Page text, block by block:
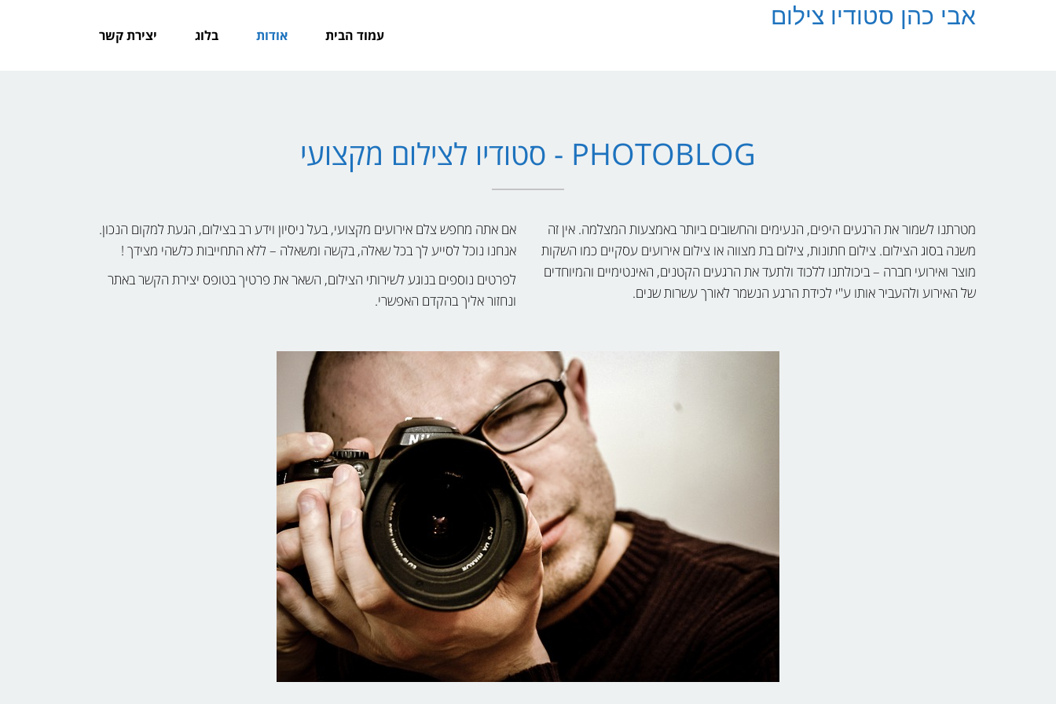
אבי כהן סטודיו צילום
עמוד הבית אודות בלוג יצירת קשר
PHOTOBLOG - סטודיו לצילום מקצועי
מטרתנו לשמור את הרגעים היפים, הנעימים והחשובים ביותר באמצעות המצלמה. אין זה
משנה בסוג הצילום. צילום חתונות, צילום בת מצווה או צילום אירועים עסקיים כמו השקות
מוצר ואירועי חברה – ביכולתנו ללכוד ולתעד את הרגעים הקטנים, האינטימיים והמיוחדים
של האירוע ולהעביר אותו ע"י לכידת הרגע הנשמר לאורך עשרות שנים.
אם אתה מחפש צלם אירועים מקצועי, בעל ניסיון וידע רב בצילום, הגעת למקום הנכון.
אנחנו נוכל לסייע לך בכל שאלה, בקשה ומשאלה – ללא התחייבות כלשהי מצידך !
לפרטים נוספים בנוגע לשירותי הצילום, השאר את פרטיך בטופס יצירת הקשר באתר
ונחזור אליך בהקדם האפשרי.